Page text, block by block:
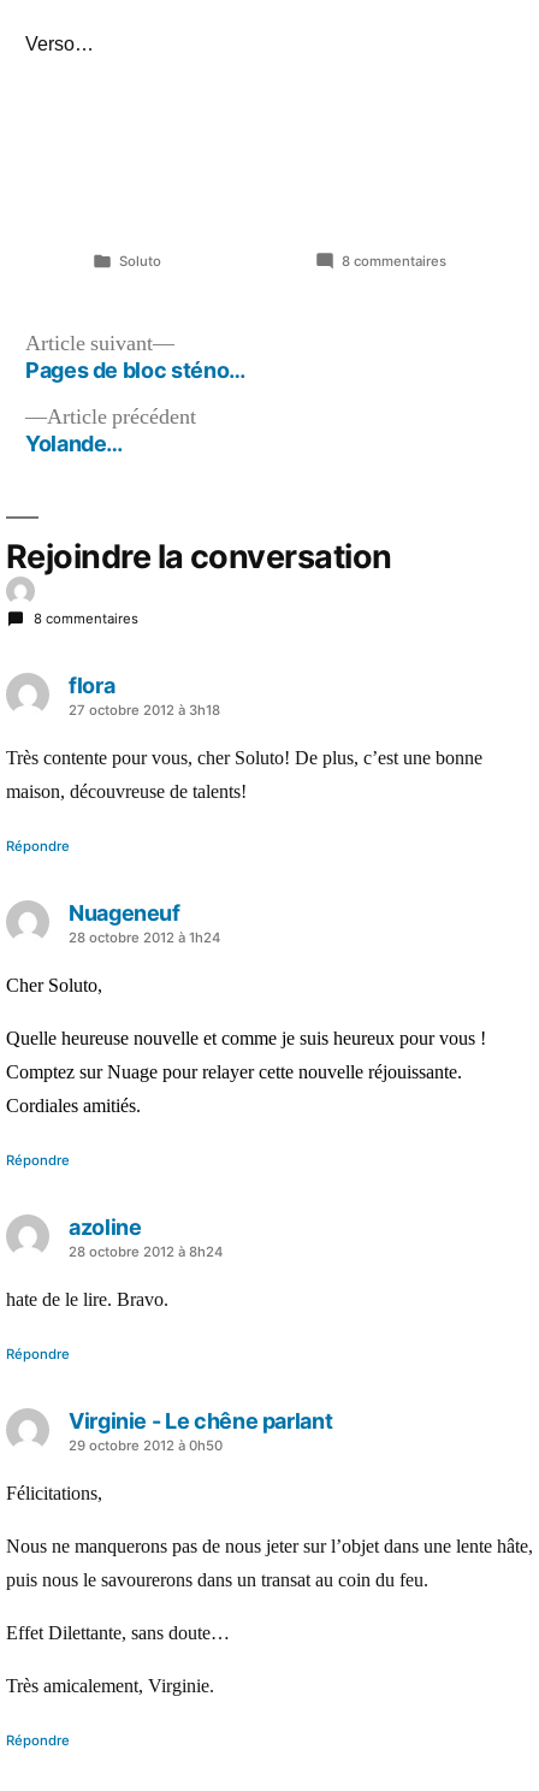
Verso…
Publié
Soluto 8 commentairessur
Navigation
de
l’article
Article précédentArticle
Yolande…
Article suivant
Article
suivant :
Pages de bloc sténo…
Rejoindre la conversation
8 commentaires
flora
a
dit :
27 octobre 2012 à 3h18
Très contente pour vous, cher Soluto! De plus, c’est une bonne
maison, découvreuse de talents!
Répondre
Nuageneuf
a
dit :
28 octobre 2012 à 1h24
Cher Soluto,
Quelle heureuse nouvelle et comme je suis heureux pour vous !
Comptez sur Nuage pour relayer cette nouvelle réjouissante.
Cordiales amitiés.
Répondre
azoline
a
dit :
28 octobre 2012 à 8h24
hate de le lire. Bravo.
Répondre
Virginie - Le chêne parlant
a
dit :
29 octobre 2012 à 0h50
Félicitations,
Nous ne manquerons pas de nous jeter sur l’objet dans une lente hâte,
puis nous le savourerons dans un transat au coin du feu.
Effet Dilettante, sans doute…
Très amicalement, Virginie.
Répondre